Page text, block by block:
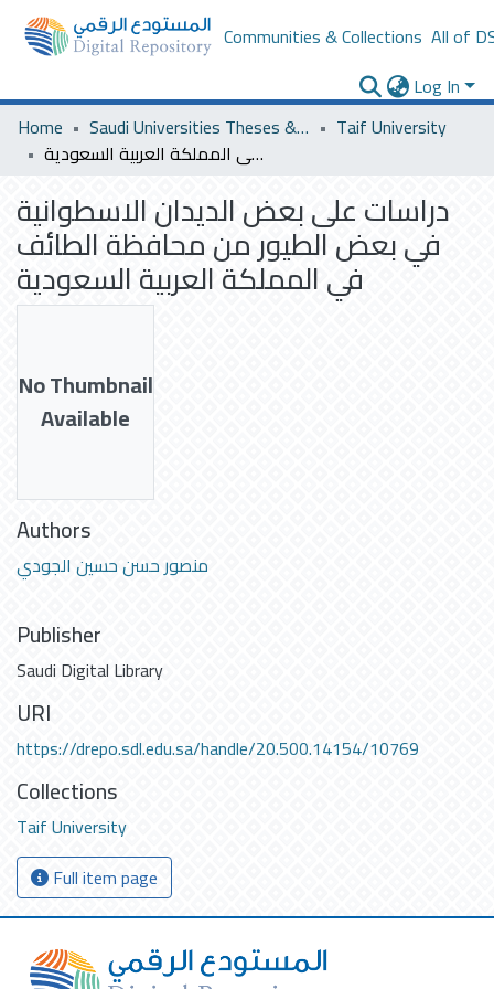
Communities & Collections All of
Log In
Home
Saudi Universities Theses & Dissertations
Taif University
دراسات على بعض الديدان الاسطوانية في بعض الطيور من محافظة الطائف في المملكة العربية السعودية
دراسات على بعض الديدان الاسطوانية
في بعض الطيور من محافظة الطائف
في المملكة العربية السعودية
No Thumbnail
Available
Authors
منصور حسن حسين الجودي
Publisher
Saudi Digital Library
URI
https://drepo.sdl.edu.sa/handle/20.500.14154/10769
Collections
Taif University
Full item page